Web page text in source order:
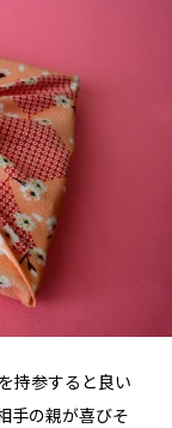
持参すると良い
手の親が喜びそ